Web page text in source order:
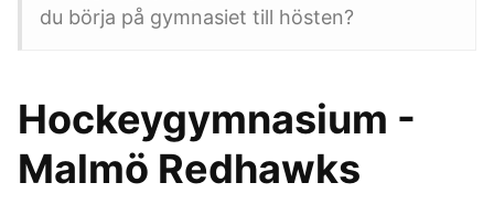
du börja på gymnasiet till hösten?
Hockeygymnasium -
Malmö Redhawks